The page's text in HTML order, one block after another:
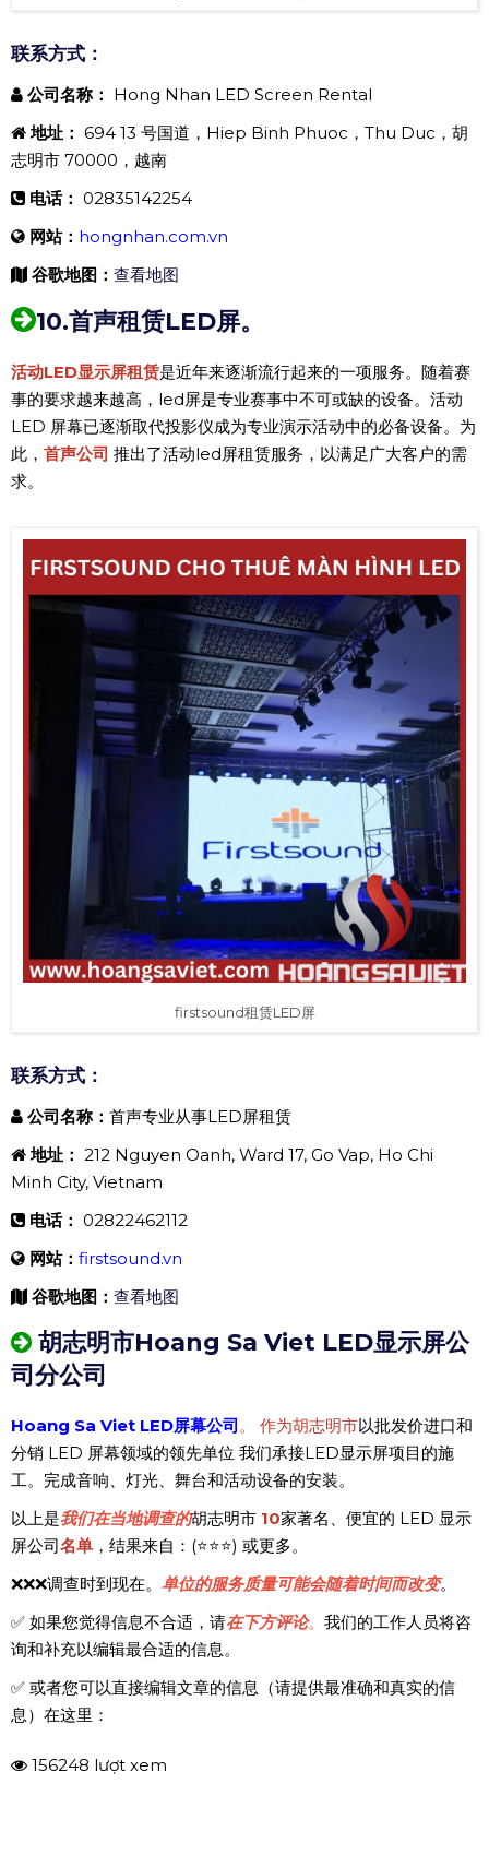
联系方式：
公司名称： Hong Nhan LED Screen Rental
地址： 694 13 号国道，Hiep Binh Phuoc，Thu Duc，胡
志明市 70000，越南
电话： 02835142254
网站： hongnhan.com.vn
谷歌地图： 查看地图
10.首声租赁LED屏。
活动LED显示屏租赁是近年来逐渐流行起来的一项服务。随着赛
事的要求越来越高，led屏是专业赛事中不可或缺的设备。活动
LED 屏幕已逐渐取代投影仪成为专业演示活动中的必备设备。为
此， 首声公司 推出了活动led屏租赁服务，以满足广大客户的需
求。
firstsound租赁LED屏
联系方式：
公司名称： 首声专业从事LED屏租赁
地址： 212 Nguyen Oanh, Ward 17, Go Vap, Ho Chi
Minh City, Vietnam
电话： 02822462112
网站： firstsound.vn
谷歌地图： 查看地图
胡志明市Hoang Sa Viet LED显示屏公
司分公司
Hoang Sa Viet LED屏幕公司 。 作为胡志明市以批发价进口和
分销 LED 屏幕领域的领先单位 我们承接LED显示屏项目的施
工。完成音响、灯光、舞台和活动设备的安装。
以上是我们在当地调查的胡志明市 10家著名、便宜的 LED 显示
屏公司名单 ，结果来自：(⭐⭐⭐) 或更多。
❌❌❌调查时到现在。 单位的服务质量可能会随着时间而改变。
✅ 如果您觉得信息不合适，请在下方评论。 我们的工作人员将咨
询和补充以编辑最合适的信息。
✅ 或者您可以直接编辑文章的信息（请提供最准确和真实的信
息）在这里：
156248 lượt xem